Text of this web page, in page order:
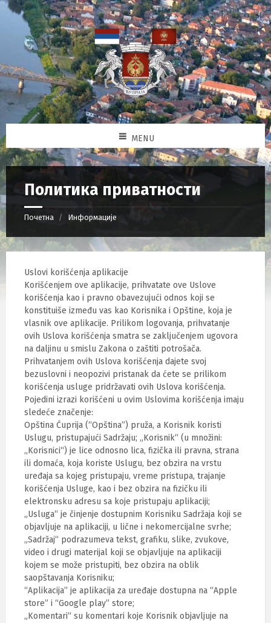
MENU
Политика приватности
Почетна Информације
Uslovi korišćenja aplikacije
Korišćenjem ove aplikacije, prihvatate ove Uslove
korišćenja kao i pravno obavezujući odnos koji se
konstituiše između vas kao Korisnika i Opštine, koja je
vlasnik ove aplikacije. Prilikom logovanja, prihvatanje
ovih Uslova korišćenja smatra se zaključenjem ugovora
na daljinu u smislu Zakona o zaštiti potrošača.
Prihvatanjem ovih Uslova korišćenja dajete svoj
bezuslovni i neopozivi pristanak da ćete se prilikom
korišćenja usluge pridržavati ovih Uslova korišćenja.
Pojedini izrazi korišćeni u ovim Uslovima korišćenja imaju
sledeće značenje:
Opština Ćuprija (“Opština”) pruža, a Korisnik koristi
Uslugu, pristupajući Sadržaju; „Korisnik“ (u množini:
„Korisnici“) je lice odnosno lica, fizička ili pravna, strana
ili domaća, koja koriste Uslugu, bez obzira na vrstu
uređaja sa kojeg pristupaju, vreme pristupa, trajanje
korišćenja Usluge, kao i bez obzira na fizičku ili
elektronsku adresu sa koje pristupaju aplikaciji;
„Usluga“ je činjenje dostupnim Korisniku Sadržaja koji se
objavljuje na aplikaciji, u lične i nekomercijalne svrhe;
„Sadržaj“ podrazumeva tekst, grafiku, slike, zvukove,
video i drugi materijal koji se objavljuje na aplikaciji
kojem se može pristupiti, bez obzira na oblik
saopštavanja Korisniku;
“Aplikacija” je aplikacija za uređaje dostupna na “Apple
store” i “Google play” store;
„Komentari“ su komentari koje Korisnik objavljuje na